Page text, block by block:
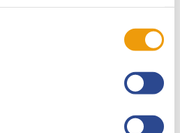
conoscitore del mondo del
da un piccolo staff di
a fumetti producendo alcuni
filologico e iconografico
eroi a fumetti più popolari in